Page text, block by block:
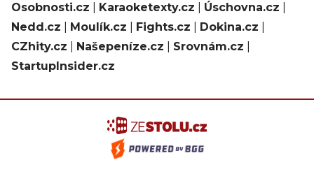
Osobnosti.cz
Karaoketexty.cz Úschovna.cz
Nedd.cz
Moulík.cz Fights.cz Dokina.cz
CZhity.cz
Našepeníze.cz Srovnám.cz
StartupInsider.cz